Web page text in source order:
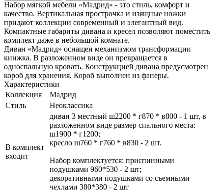
Набор мягкой мебели «Мадрид» - это стиль, комфорт и
качество. Вертикальная прострочка и изящные ножки
придают коллекции современный и элегантный вид.
Компактные габариты дивана и кресел позволяют поместить
комплект даже в небольшой комнате.
Диван «Мадрид» оснащен механизмом трансформации
книжка. В разложенном виде он превращается в
односпальную кровать. Конструкцией дивана предусмотрен
короб для хранения. Короб выполнен из фанеры.
Характеристики
Коллекция
Мадрид
Стиль
Неоклассика
В комплект
входит
диван 3 местный ш2200 * г870 * в800 - 1 шт, в
разложенном виде размер спального места:
ш1900 * г1200;
кресло ш760 * г760 * в830 - 2 шт.
Набор комплектуется: приспинными
подушками 960*530 - 2 шт;
декоративными подушками со съемными
чехлами 380*380 - 2 шт